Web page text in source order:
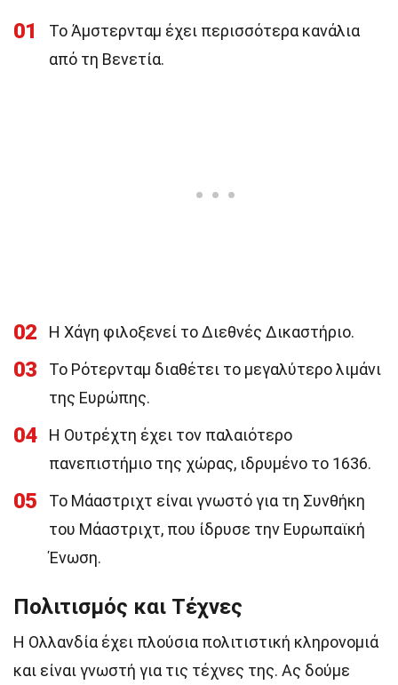
01
Το Άμστερνταμ έχει περισσότερα κανάλια
από τη Βενετία.
02 Η Χάγη φιλοξενεί το Διεθνές Δικαστήριο.
03
Το Ρότερνταμ διαθέτει το μεγαλύτερο λιμάνι
της Ευρώπης.
04
Η Ουτρέχτη έχει τον παλαιότερο
πανεπιστήμιο της χώρας, ιδρυμένο το 1636.
05
Το Μάαστριχτ είναι γνωστό για τη Συνθήκη
του Μάαστριχτ, που ίδρυσε την Ευρωπαϊκή
Ένωση.
Πολιτισμός και Τέχνες
Η Ολλανδία έχει πλούσια πολιτιστική κληρονομιά
και είναι γνωστή για τις τέχνες της. Ας δούμε